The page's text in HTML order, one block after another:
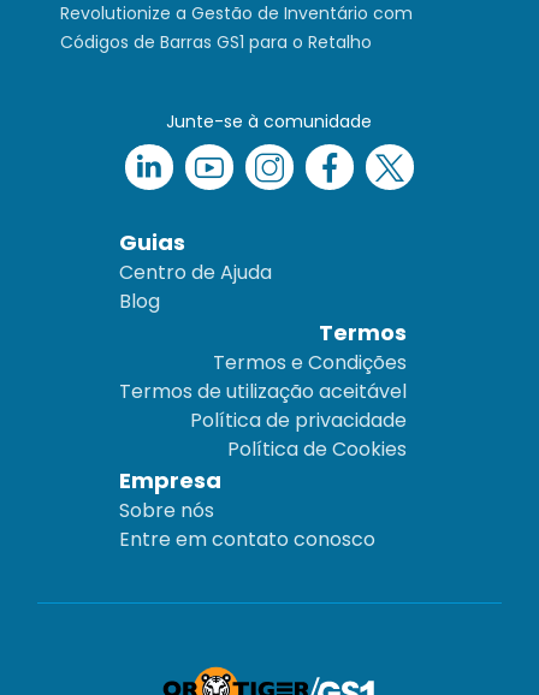
Revolutionize a Gestão de Inventário com
Códigos de Barras GS1 para o Retalho
Junte-se à comunidade
Guias
Centro de Ajuda
Blog
Termos
Termos e Condições
Termos de utilização aceitável
Política de privacidade
Política de Cookies
Empresa
Sobre nós
Entre em contato conosco